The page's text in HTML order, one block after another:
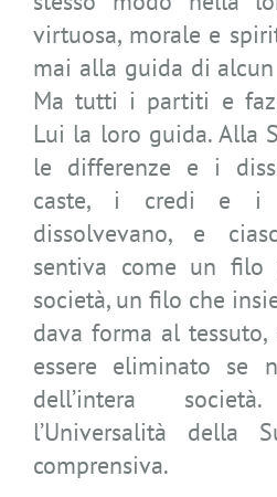
virtuosa, morale e
mai alla guida di
Ma tutti i partiti e
Lui la loro guida. Alla
le differenze e i
caste, i credi e i
dissolvevano, e
sentiva come un filo
società, un filo che
dava forma al
essere eliminato se
dell’intera
l’Universalità della
comprensiva.